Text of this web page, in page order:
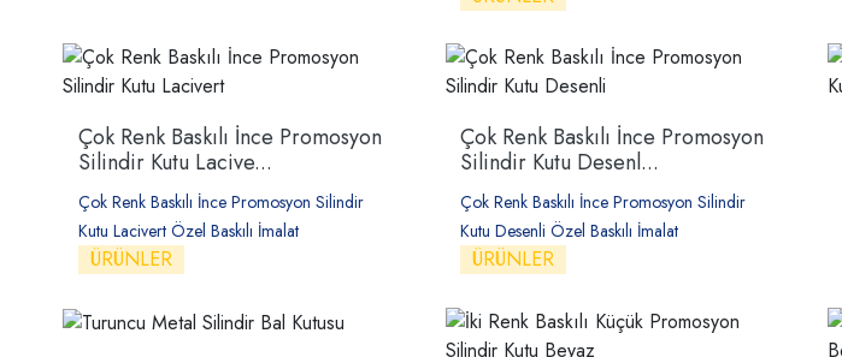
Çok Renk Baskılı İnce Promosyon
Silindir Kutu Lacive...
Çok Renk Baskılı İnce Promosyon Silindir
Kutu Lacivert Özel Baskılı İmalat
ÜRÜNLER
Çok Renk Baskılı İnce Promosyon
Silindir Kutu Desenl...
Çok Renk Baskılı İnce Promosyon Silindir
Kutu Desenli Özel Baskılı İmalat
ÜRÜNLER